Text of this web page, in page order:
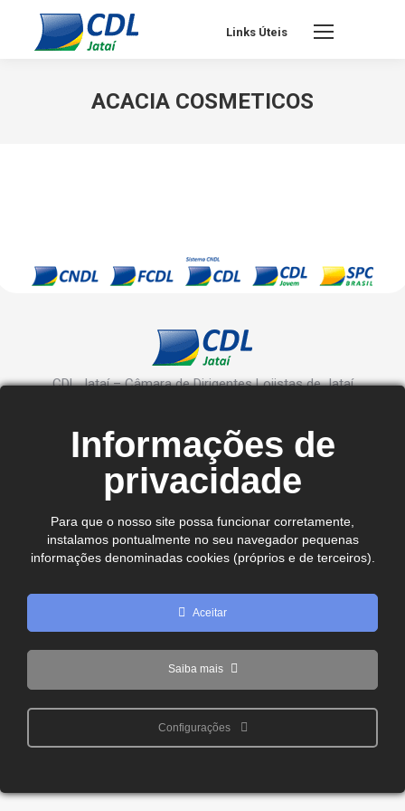
Links Úteis
ACACIA COSMETICOS
CDL Jataí – Câmara de Dirigentes Lojistas de Jataí
Ver no mapa
comercial@cdljatai
(64) 99602 - 8923
Copyright © 2024 - 2026 CDL Jataí Todos os direitos
Informações de
privacidade
Para que o nosso site possa funcionar corretamente,
instalamos pontualmente no seu navegador pequenas
informações denominadas cookies (próprios e de terceiros).
Aceitar
Saiba mais
Configurações